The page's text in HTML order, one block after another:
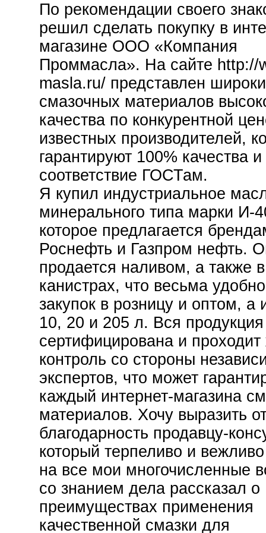
По рекомендации своего
решил сделать покупку в
магазине ООО «Компания
Проммасла». На сайте http://
masla.ru/ представлен
смазочных материалов
качества по конкурентной
известных производителей,
гарантируют 100% качества и
соответствие ГОСТам.
Я купил индустриальное
минерального типа марки И-
которое предлагается
Роснефть и Газпром нефть.
продается наливом, а также
канистрах, что весьма
закупок в розницу и оптом, а
10, 20 и 205 л. Вся продукция
сертифицирована и проходит
контроль со стороны
экспертов, что может
каждый интернет-магазина
материалов. Хочу выразить
благодарность продавцу-
который терпеливо и вежливо
на все мои многочисленные
со знанием дела рассказал о
преимуществах применения
качественной смазки для